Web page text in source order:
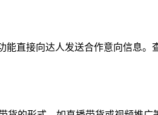
能直接向达人发送合作意向信息